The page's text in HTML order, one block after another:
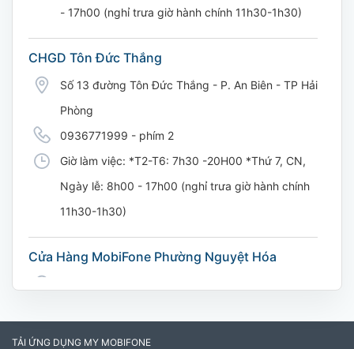
- 17h00 (nghỉ trưa giờ hành chính 11h30-1h30)
CHGD Tôn Đức Thắng
Số 13 đường Tôn Đức Thắng - P. An Biên - TP Hải
Phòng
0936771999 - phím 2
Giờ làm việc: *T2-T6: 7h30 -20H00 *Thứ 7, CN,
Ngày lễ: 8h00 - 17h00 (nghỉ trưa giờ hành chính
11h30-1h30)
Cửa Hàng MobiFone Phường Nguyệt Hóa
TẢI ỨNG DỤNG MY MOBIFONE